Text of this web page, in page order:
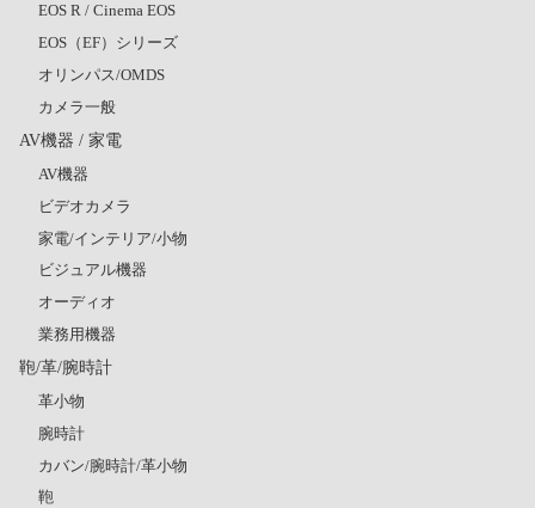
EOS R / Cinema EOS
EOS（EF）シリーズ
オリンパス/OMDS
カメラ一般
AV機器 / 家電
AV機器
ビデオカメラ
家電/インテリア/小物
ビジュアル機器
オーディオ
業務用機器
鞄/革/腕時計
革小物
腕時計
カバン/腕時計/革小物
鞄